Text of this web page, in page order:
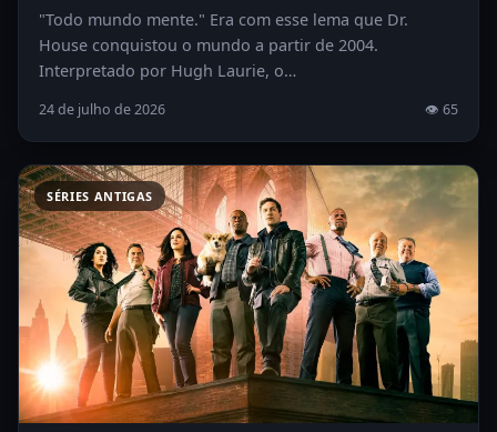
"Todo mundo mente." Era com esse lema que Dr.
House conquistou o mundo a partir de 2004.
Interpretado por Hugh Laurie, o…
24 de julho de 2026 👁 65
SÉRIES ANTIGAS